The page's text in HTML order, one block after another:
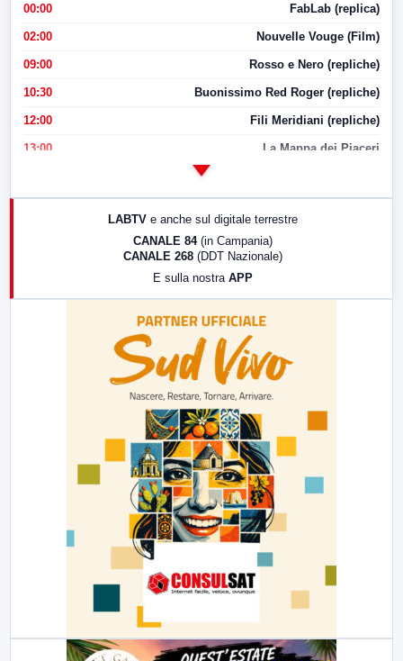
00:00 FabLab (replica)
02:00 Nouvelle Vouge (Film)
09:00 Rosso e Nero (repliche)
10:30 Buonissimo Red Roger (repliche)
12:00 Fili Meridiani (repliche)
13:00 La Mappa dei Piaceri
17:00 LabNews (replica)
LABTV e anche sul digitale terrestre
CANALE 84 (in Campania)
CANALE 268 (DDT Nazionale)
E sulla nostra APP